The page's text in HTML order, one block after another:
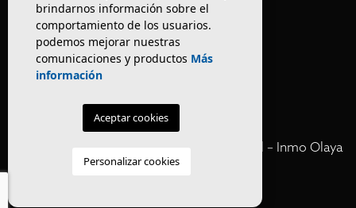
Venta de edificios
Comprar restaurante en Barcelona
Negocios en rentabilidad en Barcelona
Vender Hotel en España | Venta Confidencial – Inmo Olaya
brindarnos información sobre el
comportamiento de los usuarios.
podemos mejorar nuestras
comunicaciones y productos Más
información
Aceptar cookies
Personalizar cookies